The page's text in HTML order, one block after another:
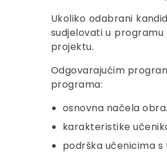
Ukoliko odabrani
sudjelovati u
projektu.
Odgovarajućim
programa:
osnovna načela
karakteristike
podrška učenicima